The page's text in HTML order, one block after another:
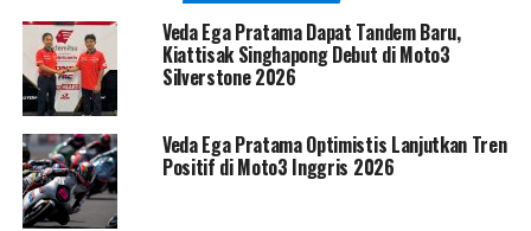
Veda Ega Pratama Dapat Tandem Baru,
Kiattisak Singhapong Debut di Moto3
Silverstone 2026
Veda Ega Pratama Optimistis Lanjutkan Tren
Positif di Moto3 Inggris 2026